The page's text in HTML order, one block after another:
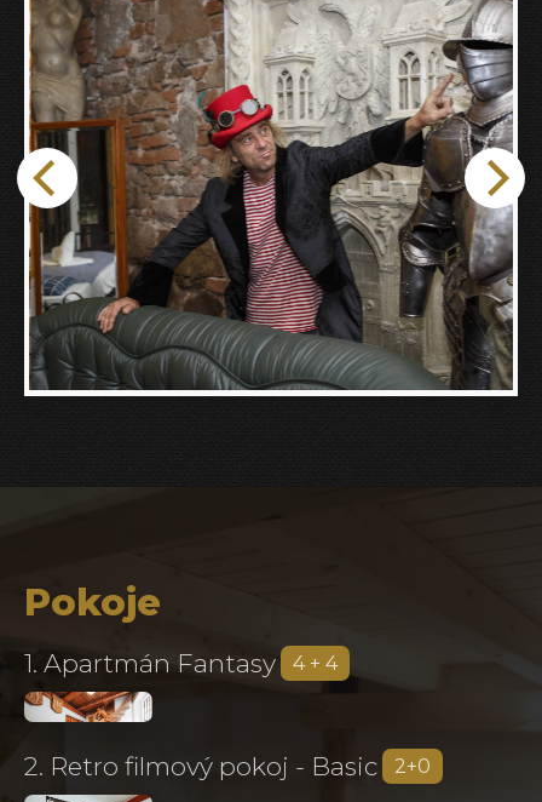
Pokoje
1. Apartmán Fantasy 4 + 4
2. Retro filmový pokoj - Basic 2+0